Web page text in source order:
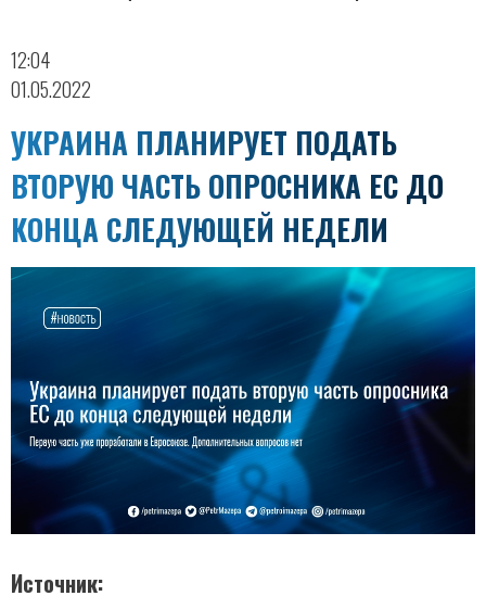
12:04
01.05.2022
УКРАИНА ПЛАНИРУЕТ ПОДАТЬ
ВТОРУЮ ЧАСТЬ ОПРОСНИКА ЕС ДО
КОНЦА СЛЕДУЮЩЕЙ НЕДЕЛИ
Источник